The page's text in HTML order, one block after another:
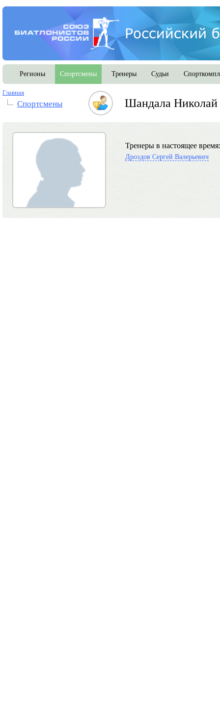
Регионы Спортсмены Тренеры Судьи
Главная
Спортсмены Шандала Николай
Тренеры в настоящее время:
Дроздов Сергей Валерьевич